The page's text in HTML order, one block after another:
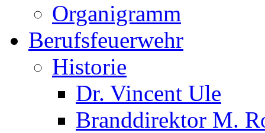
Organigramm
Berufsfeuerwehr
Historie
Dr. Vincent Ule
Branddirektor M.